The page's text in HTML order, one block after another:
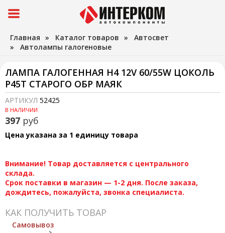
Главная » Каталог товаров » Автосвет
» Автолампы галогеновые
ЛАМПА ГАЛОГЕННАЯ H4 12V 60/55W ЦОКОЛЬ
P45T СТАРОГО ОБР МАЯК
АРТИКУЛ 52425
В НАЛИЧИИ
397 руб
Цена указана за 1 единицу товара
Внимание! Товар доставляется с центрального
склада.
Срок поставки в магазин — 1-2 дня. После заказа,
дождитесь, пожалуйста, звонка специалиста.
КАК ПОЛУЧИТЬ ТОВАР
Самовывоз